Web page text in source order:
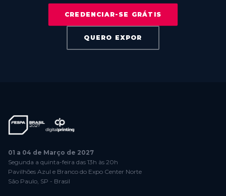
CREDENCIAR-SE GRÁTIS
QUERO EXPOR
01 a 04 de Março de 2027
Segunda a quinta-feira das 13h às 20h
Pavilhões Azul e Branco do Expo Center Norte
São Paulo, SP - Brasil